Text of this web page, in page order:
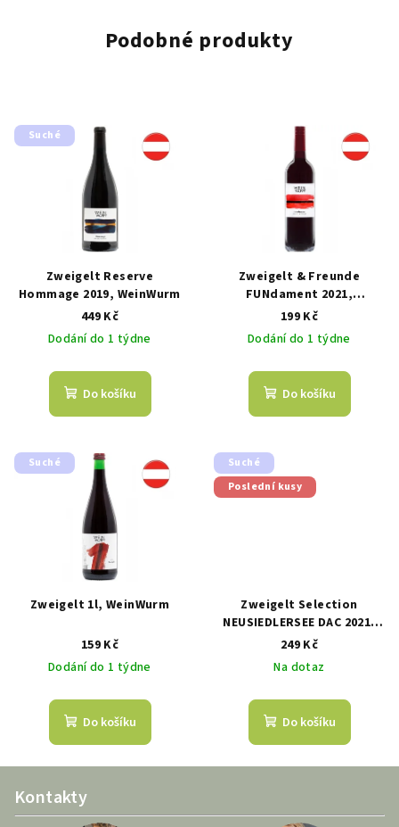
Podobné produkty
Suché
Zweigelt Reserve
Hommage 2019, WeinWurm
449 Kč
Dodání do 1 týdne
Do košíku
Zweigelt & Freunde
FUNdament 2021,
WeinWurm
199 Kč
Dodání do 1 týdne
Do košíku
Suché
Zweigelt 1l, WeinWurm
159 Kč
Dodání do 1 týdne
Do košíku
Suché
Poslední kusy
Zweigelt Selection
NEUSIEDLERSEE DAC 2021,
Salzl
249 Kč
Na dotaz
Do košíku
Z
Kontakty